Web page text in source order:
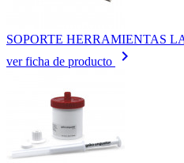
SOPORTE HERRAMIENTAS
ver ficha de producto
keyboard_arrow_right